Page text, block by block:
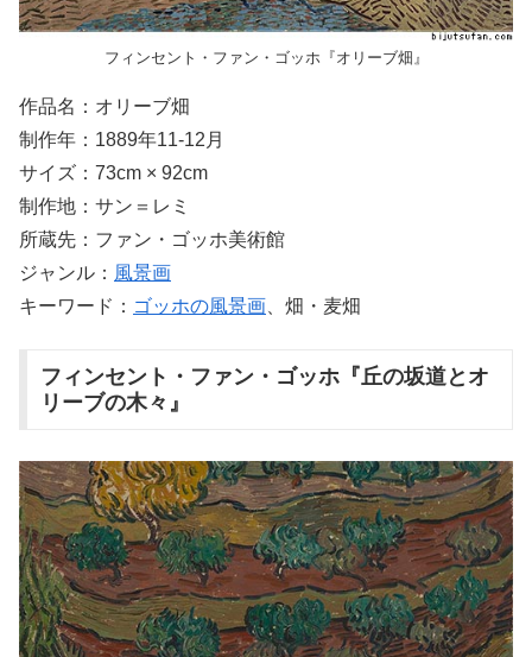
フィンセント・ファン・ゴッホ『オリーブ畑』
作品名：オリーブ畑
制作年：1889年11-12月
サイズ：73cm × 92cm
制作地：サン＝レミ
所蔵先：ファン・ゴッホ美術館
ジャンル： 風景画
キーワード： ゴッホの風景画 、畑・麦畑
フィンセント・ファン・ゴッホ『丘の坂道とオ
リーブの木々』